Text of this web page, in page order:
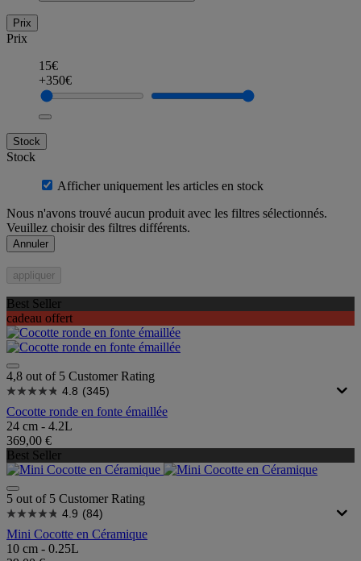
Prix
Prix
15€
+350€
Stock
Stock
Afficher uniquement les articles en stock
Nous n'avons trouvé aucun produit avec les filtres sélectionnés.
Veuillez choisir des filtres différents.
Annuler
appliquer
Best Seller
cadeau offert
4,8 out of 5 Customer Rating
4.8 (345)
Cocotte ronde en fonte émaillée
24 cm - 4.2L
369,00 €
Best Seller
5 out of 5 Customer Rating
4.9 (84)
Mini Cocotte en Céramique
10 cm - 0.25L